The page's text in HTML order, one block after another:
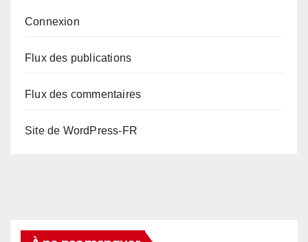
Connexion
Flux des publications
Flux des commentaires
Site de WordPress-FR